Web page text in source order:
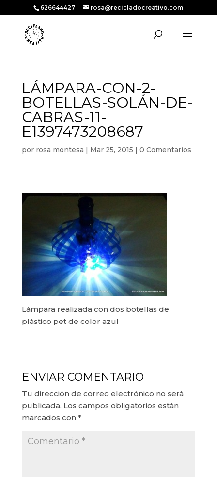
626644427 rosa@recicladocreativo.com
LÁMPARA-CON-2-
BOTELLAS-SOLÁN-DE-
CABRAS-11-
E1397473208687
por rosa montesa | Mar 25, 2015 | 0 Comentarios
Lámpara realizada con dos botellas de
plástico pet de color azul
ENVIAR COMENTARIO
Tu dirección de correo electrónico no será
publicada. Los campos obligatorios están
marcados con *